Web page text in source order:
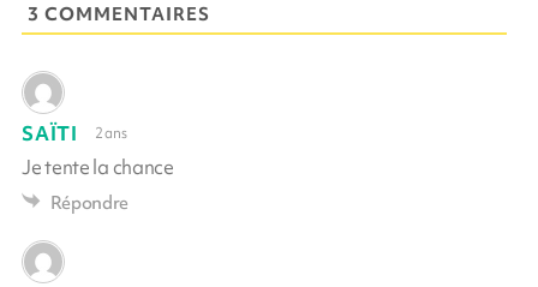
3 COMMENTAIRES
SAÏTI 2 ans
Je tente la chance
Répondre